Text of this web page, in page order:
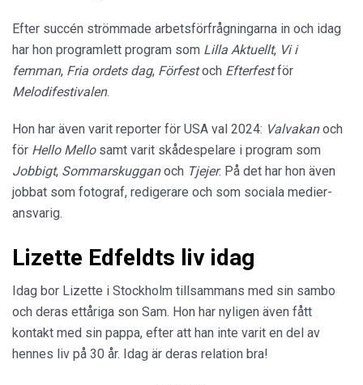
Efter succén strömmade arbetsförfrågningarna in och idag
har hon programlett program som Lilla Aktuellt, Vi i
femman, Fria ordets dag, Förfestoch Efterfestför
Melodifestivalen.
Hon har även varit reporter för USA val 2024: Valvakanoch
för Hello Mello samt varit skådespelare i program som
Jobbigt, Sommarskugganoch Tjejer. På det har hon även
jobbat som fotograf, redigerare och som sociala medier-
ansvarig.
Lizette Edfeldts liv idag
Idag bor Lizette i Stockholm tillsammans med sin sambo
och deras ettåriga son Sam. Hon har nyligen även fått
kontakt med sin pappa, efter att han inte varit en del av
hennes liv på 30 år. Idag är deras relation bra!